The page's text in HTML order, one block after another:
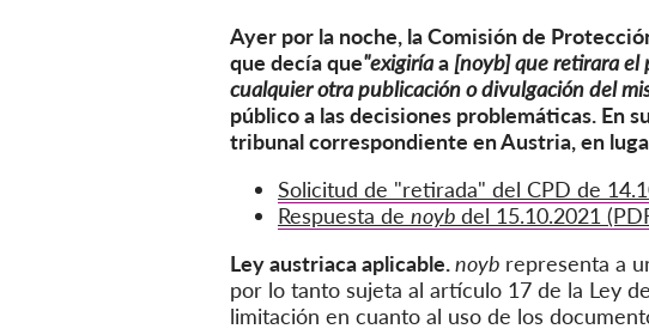
Ayer por la noche, la Comisión de
que decía que"exigiríaa [noyb] que retirara el
cualquier otra publicación o divulgación del
público a las decisiones problemáticas. En
tribunal correspondiente en Austria, en
Solicitud de "retirada" del CPD de
Respuesta de noyb del 15.10.2021
Ley austriaca aplicable.noyb representa a
por lo tanto sujeta al artículo 17 de la Ley
limitación en cuanto al uso de los